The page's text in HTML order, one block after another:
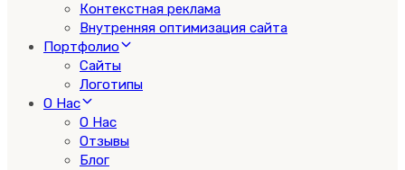
Контекстная реклама
Внутренняя оптимизация сайта
Портфолио
Сайты
Логотипы
О Нас
О Нас
Отзывы
Блог